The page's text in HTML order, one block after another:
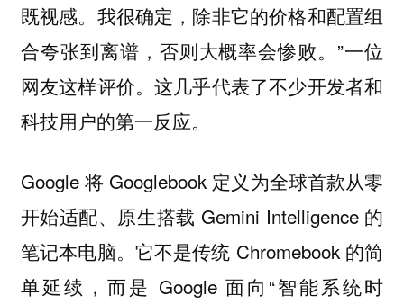
既视感。我很确定，除非它的价格和配置组
合夸张到离谱，否则大概率会惨败。”一位
网友这样评价。这几乎代表了不少开发者和
科技用户的第一反应。
Google 将 Googlebook 定义为全球首款从零
开始适配、原生搭载 Gemini Intelligence 的
笔记本电脑。它不是传统 Chromebook 的简
单延续，而是 Google 面向“智能系统时